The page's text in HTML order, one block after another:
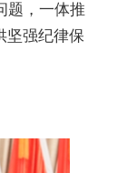
题，一体推
坚强纪律保